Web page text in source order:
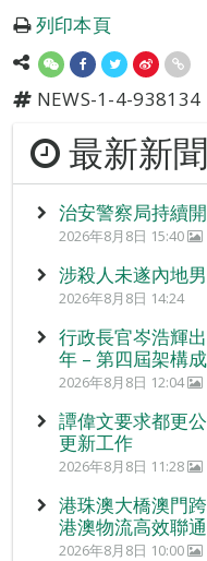
列印本頁
NEWS-1-4-938134
最新新聞
治安警察局持續
2026年8月8日 15:40
涉殺人未遂內地
2026年8月8日 14:24
行政長官岑浩輝
年 – 第四屆架構
2026年8月8日 12:04
譚偉文要求都更
更新工作
2026年8月8日 11:28
港珠澳大橋澳門
港澳物流高效聯通
2026年8月8日 10:00